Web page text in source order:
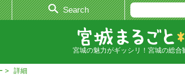
Search
宮城の魅力がギッシリ！宮城の総合
詳細